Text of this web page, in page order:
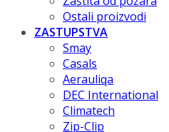
Ostali proizvodi
ZASTUPSTVA
Smay
Casals
Aerauliqa
DEC International
Climatech
Zip-Clip